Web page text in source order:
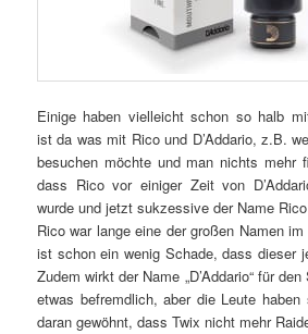
Einige haben vielleicht schon so halb
ist da was mit Rico und D’Addario, z.B.
besuchen möchte und man nichts mehr
dass Rico vor einiger Zeit von
wurde und jetzt sukzessive der Name
Rico war lange eine der großen Namen
ist schon ein wenig Schade, dass dieser
Zudem wirkt der Name „D’Addario“ für
etwas befremdlich, aber die Leute
daran gewöhnt, dass Twix nicht mehr